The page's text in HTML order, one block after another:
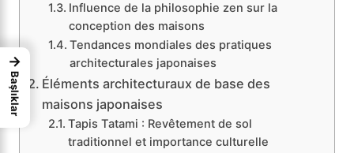
Influence de la philosophie zen sur la
conception des maisons
Tendances mondiales des pratiques
architecturales japonaises
Éléments architecturaux de base des
maisons japonaises
Tapis Tatami : Revêtement de sol
traditionnel et importance culturelle
→
Başlıklar